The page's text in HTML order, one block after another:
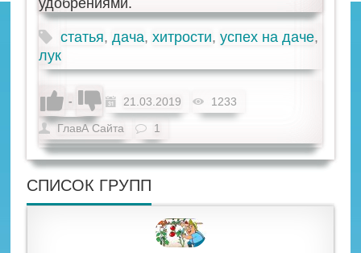
удобрениями.
статья,дача,хитрости,успех на даче,
лук
- 21.03.2019 1233
ГлавА Сайта 1
СПИСОК ГРУПП